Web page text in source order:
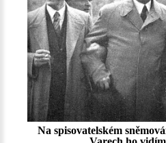
Na spisovatelském